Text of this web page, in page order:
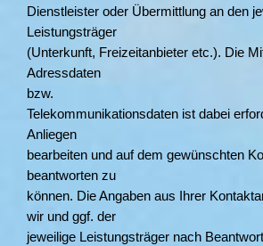
Dienstleister oder Übermittlung an den
Leistungsträger
(Unterkunft, Freizeitanbieter etc.). Die
Adressdaten
bzw.
Telekommunikationsdaten ist dabei
Anliegen
bearbeiten und auf dem gewünschten
beantworten zu
können. Die Angaben aus Ihrer
wir und ggf. der
jeweilige Leistungsträger nach